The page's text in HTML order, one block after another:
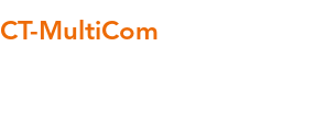
CT-MultiCom